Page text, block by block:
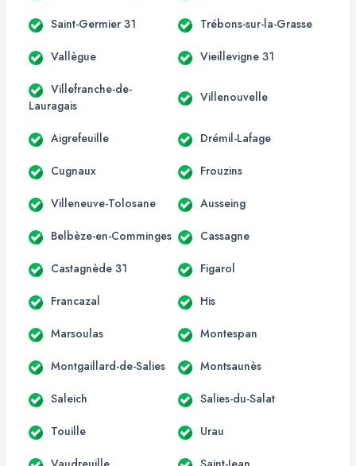
Saint-Germier 31 Trébons-sur-la-Grasse
Vallègue Vieillevigne 31
Villefranche-de-
Lauragais
Villenouvelle
Aigrefeuille Drémil-Lafage
Cugnaux Frouzins
Villeneuve-Tolosane Ausseing
Belbèze-en-Comminges Cassagne
Castagnède 31 Figarol
Francazal His
Marsoulas Montespan
Montgaillard-de-Salies Montsaunès
Saleich Salies-du-Salat
Touille Urau